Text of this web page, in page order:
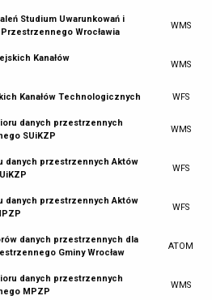
Studium Uwarunkowań i
Wrocławia
WMS
Kanałów
WMS
Kanałów Technologicznych WFS
danych przestrzennych
SUiKZP
WMS
danych przestrzennych Aktów
WFS
danych przestrzennych Aktów
WFS
danych przestrzennych dla
Gminy Wrocław
ATOM
danych przestrzennych
MPZP
WMS